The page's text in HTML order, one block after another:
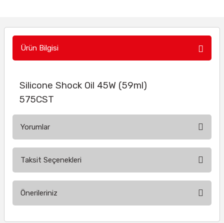
Ürün Bilgisi
Silicone Shock Oil 45W (59ml)
575CST
Yorumlar
Taksit Seçenekleri
Önerileriniz